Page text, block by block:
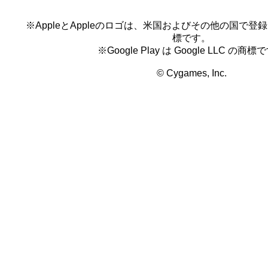
※AppleとAppleのロゴは、米国およびその他の国で登
標です。
※Google Play は Google LLC の商標で
© Cygames, Inc.